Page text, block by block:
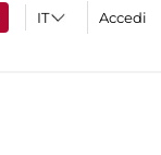
Accedi